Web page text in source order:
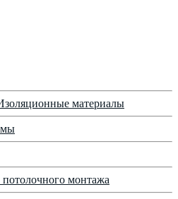
материалы
монтажа